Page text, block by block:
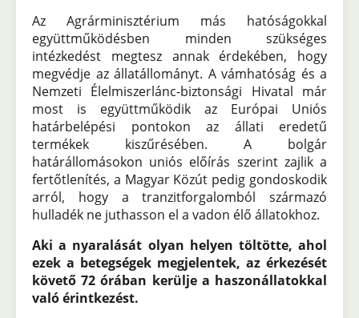
Az Agrárminisztérium más hatóságokkal
együttműködésben minden szükséges
intézkedést megtesz annak érdekében, hogy
megvédje az állatállományt. A vámhatóság és a
Nemzeti Élelmiszerlánc-biztonsági Hivatal már
most is együttműködik az Európai Uniós
határbelépési pontokon az állati eredetű
termékek kiszűrésében. A bolgár
határállomásokon uniós előírás szerint zajlik a
fertőtlenítés, a Magyar Közút pedig gondoskodik
arról, hogy a tranzitforgalomból származó
hulladék ne juthasson el a vadon élő állatokhoz.
Aki a nyaralását olyan helyen töltötte, ahol
ezek a betegségek megjelentek, az érkezését
követő 72 órában kerülje a haszonállatokkal
való érintkezést.